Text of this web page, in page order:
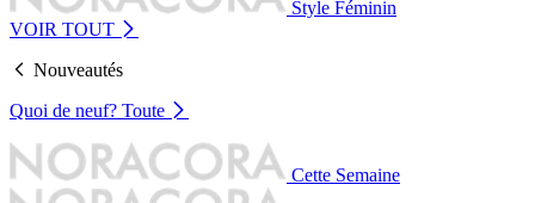
Style Féminin
VOIR TOUT
Nouveautés
Quoi de neuf? Toute
Cette Semaine